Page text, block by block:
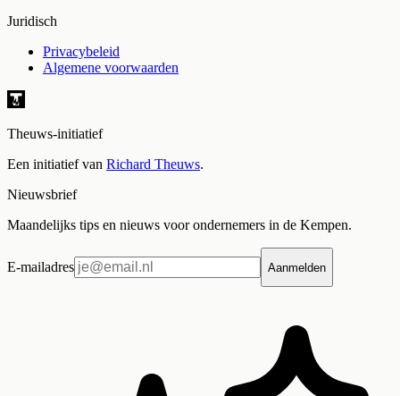
Juridisch
Privacybeleid
Algemene voorwaarden
Theuws-initiatief
Een initiatief van Richard Theuws.
Nieuwsbrief
Maandelijks tips en nieuws voor ondernemers in de Kempen.
E-mailadres Aanmelden